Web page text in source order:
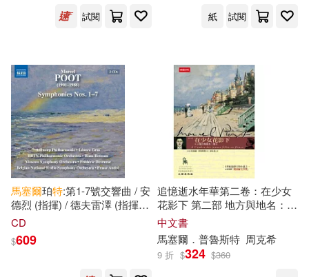
試閱
紙
試閱
馬塞爾珀特:第1-7號交響曲 / 安
德烈 (指揮) / 德夫雷澤 (指揮) /
葛拉斯 (指揮) / 安特衛普愛樂
魯塞爾愛樂樂團 / 莫斯科交響
Symphonies Nos. 1-7 / Andre
CD
$609
追憶逝水年華第二卷：在少女
花影下 第二部 地方與地名：地
方
中文書
馬塞爾 ． 普魯斯特 周克希
9 折 $324 $360